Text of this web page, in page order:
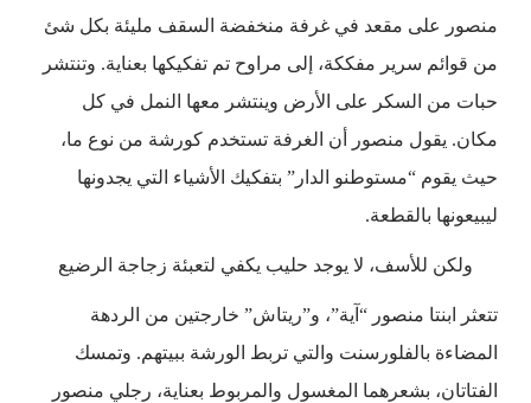
منصور على مقعد في غرفة منخفضة السقف مليئة بكل شئ
من قوائم سرير مفككة، إلى مراوح تم تفكيكها بعناية. وتنتشر
حبات من السكر على الأرض وينتشر معها النمل في كل
مكان. يقول منصور أن الغرفة تستخدم كورشة من نوع ما،
حيث يقوم “مستوطنو الدار” بتفكيك الأشياء التي يجدونها
ليبيعونها بالقطعة.
ولكن للأسف، لا يوجد حليب يكفي لتعبئة زجاجة الرضيع
تتعثر ابنتا منصور “آية”، و”ريتاش” خارجتين من الردهة
المضاءة بالفلورسنت والتي تربط الورشة ببيتهم. وتمسك
الفتاتان، بشعرهما المغسول والمربوط بعناية، رجلي منصور